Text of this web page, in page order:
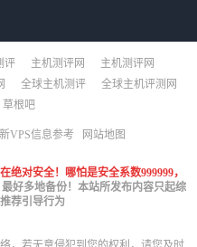
评 主机测评网
主机测评网
全球主机测评
全球主机评测网
草根吧
VPS信息参考 网站地图
绝对安全！哪怕是安全系数999999，
好多地备份！本站所发布内容只起综
荐引导行为